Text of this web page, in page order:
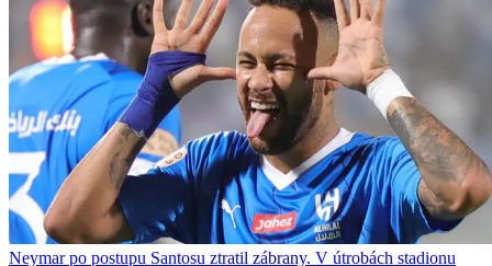
Neymar po postupu Santosu ztratil zábrany. V útrobách stadionu